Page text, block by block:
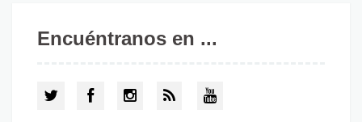
Encuéntranos en ...